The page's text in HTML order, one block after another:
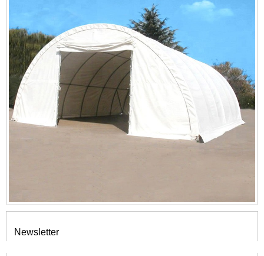
Newsletter